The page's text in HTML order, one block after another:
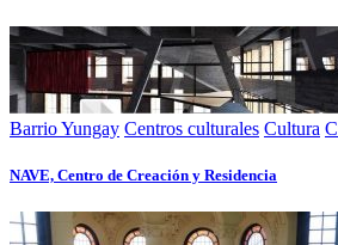
Barrio Yungay Centros culturales Cultura
NAVE, Centro de Creación y Residencia